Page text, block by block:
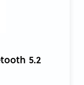
5.2